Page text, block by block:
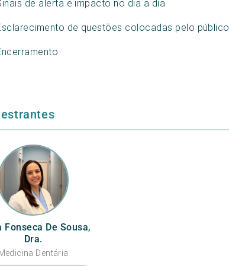
de alerta e impacto no dia a dia
de questões colocadas pelo público
Fonseca De Sousa,
Dra.
Medicina Dentária